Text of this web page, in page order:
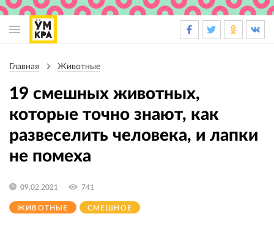
навигация
навигации
Главная Животные
19 смешных животных,
которые точно знают, как
развеселить человека, и лапки
не помеха
ЖИВОТНЫЕ СМЕШНОЕ
09.02.2021 741